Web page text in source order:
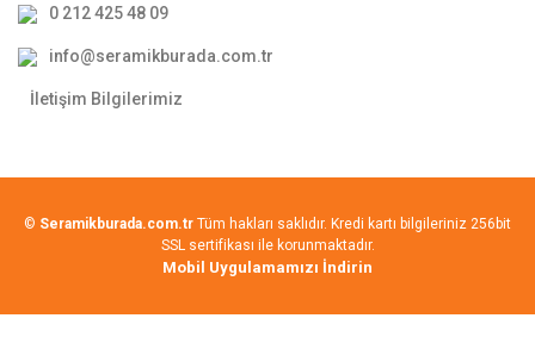
0 212 425 48 09
info@seramikburada.com.tr
İletişim Bilgilerimiz
© Seramikburada.com.tr Tüm hakları saklıdır. Kredi kartı bilgileriniz 256bit
SSL sertifikası ile korunmaktadır.
Mobil Uygulamamızı İndirin